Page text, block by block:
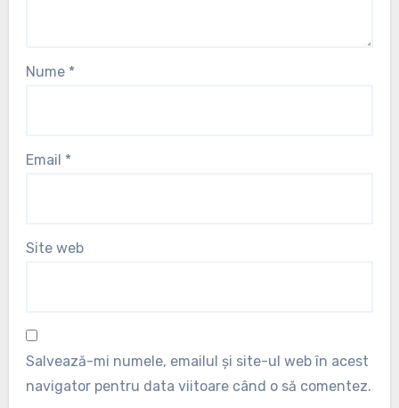
Nume *
Email *
Site web
Salvează-mi numele, emailul și site-ul web în acest
navigator pentru data viitoare când o să comentez.